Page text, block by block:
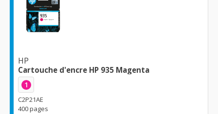
HP
Cartouche d'encre HP 935 Magenta
1
C2P21AE
400 pages